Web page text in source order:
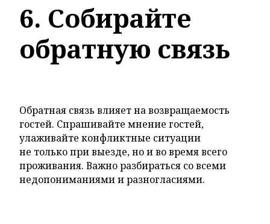
6. Собирайте
обратную связь
Обратная связь влияет на возвращаемость
гостей. Спрашивайте мнение гостей,
улаживайте конфликтные ситуации
не только при выезде, но и во время всего
проживания. Важно разбираться со всеми
недопониманиями и разногласиями.